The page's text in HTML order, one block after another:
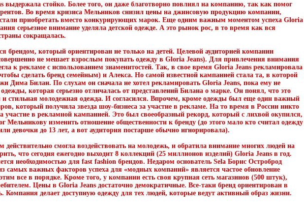
выдержала стойко. Более того, он даже благотворно повлиял на компанию, так как помог
Во время кризиса Мельников снизил цены на джинсовую продукцию компании,
приобретать вместо конкурирующих марок. Еще одним важным моментом успеха Gloria
серьезное внимание уделяла детской одежде. А это рынок рос, в то время как вся
сокращалась.
брендом, который ориентирован не только на детей. Целевой аудиторией компании
не мешает взрослым покупать одежду в Gloria Jeans). Для привлечения внимания
к рекламе с использованием знаменитостей. Так, в свое время Gloria Jeans рекламировала
сделать бренд семейным) и Алекса. Но самой известной кампанией стала та, в которой
Дима Билан. По слухам он сначала не хотел рекламировать Gloria Jeans, пока ему не
которая серьезно отличалась от представлений Билана о марке. Он понял, что это
и стильная молодежная одежда. И согласился. Впрочем, кроме одежды был еще один важный
который получила звезда шоу-бизнеса за участие в рекламе. На то время в России никто
участие в рекламной кампанией. Это был своеобразный рекорд, который с лихвой окупился,
Мельникову изменить отношение общественности к бренду (до этого мало кто считал одежду
девочки до 13 лет, а вот аудитория постарше обычно игнорировала).
смогла воздействовать на молодежь, и обратила внимание многих людей на
что сегодня ежегодно выходит 8 коллекций (25 миллионов изделий) Gloria Jeans в год.
необходимостью для fast fashion брендов. Недаром основатель Sela Борис Остроброд
самых важных факторов успеха для «модных компаний» является частое обновление
все в порядке. Кроме того, у компании есть своя крупная сеть магазинов (500 штук),
Цены в Gloria Jeans достаточно демократичные. Все-таки бренд ориентирован в
Компания делает доступную одежду для тех людей, которые ведут активный образ жизни.